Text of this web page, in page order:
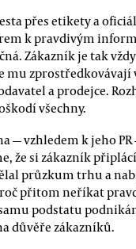
přes etikety a
k pravdivým
Zákazník je tak
mu zprostředkovávají
a prodejce.
všechny.
— vzhledem k jeho
že si zákazník připlácí
průzkum trhu a
přitom neříkat
podstatu
důvěře zákazníků.